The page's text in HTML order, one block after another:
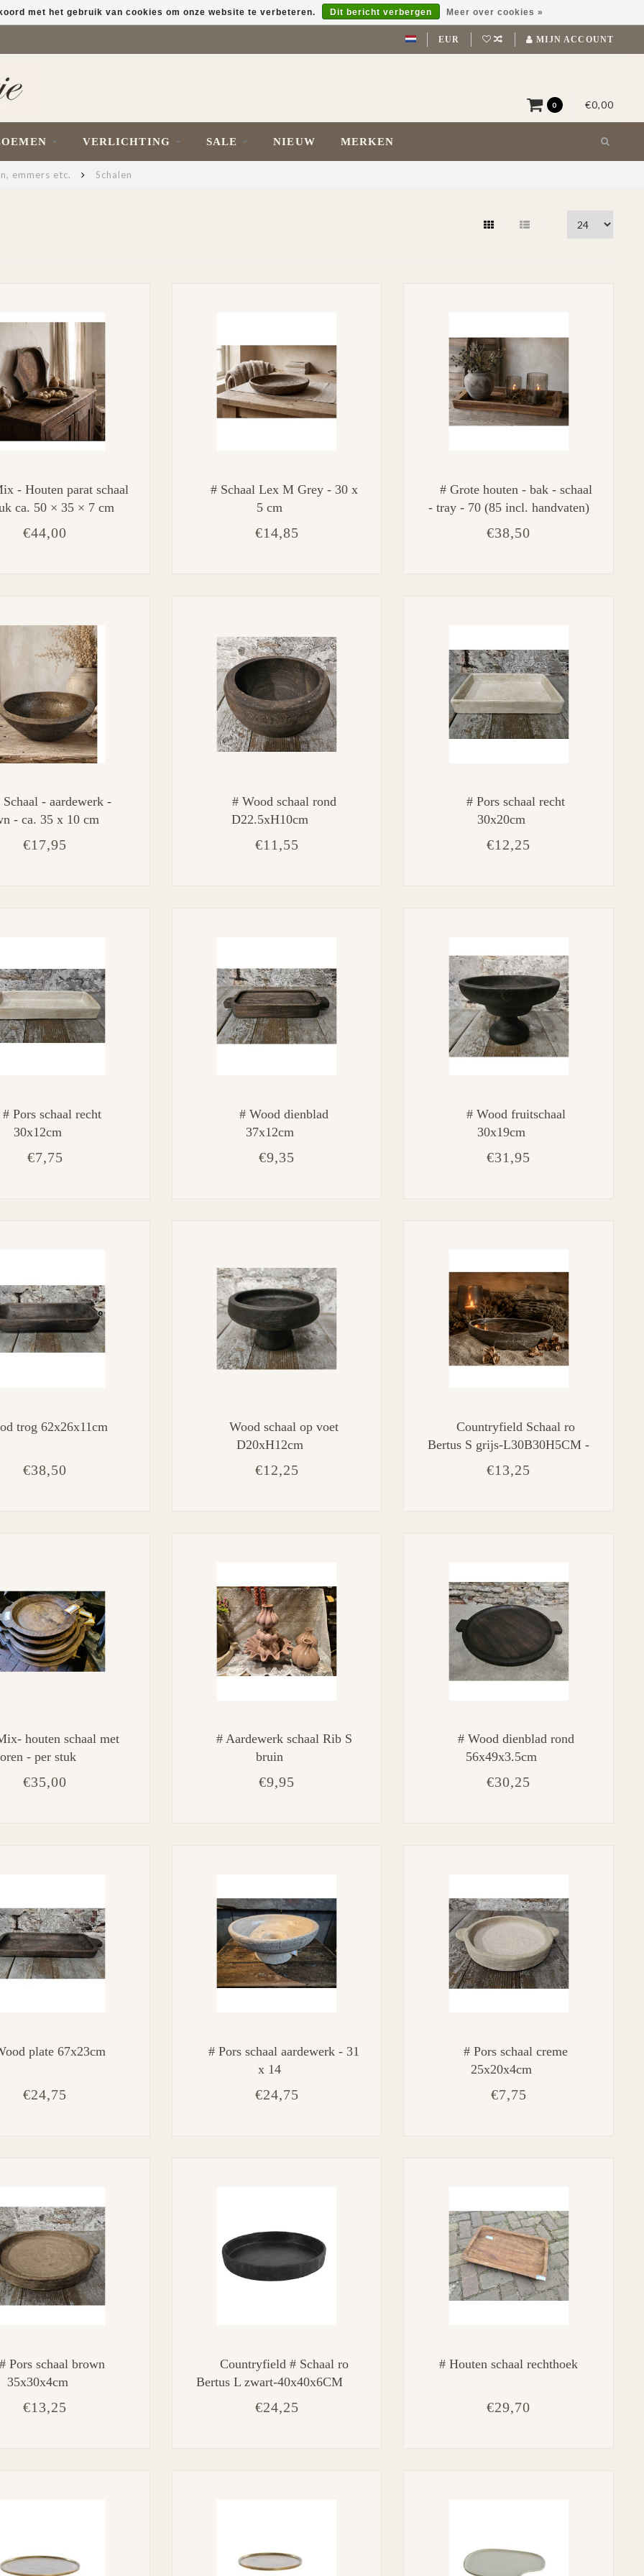
EUR MIJN ACCOUNT
0 €0,00
VERLICHTING SALE NIEUW MERKEN
emmers etc. Schalen
- Houten parat schaal
ca. 50 × 35 × 7 cm
€44,00
# Schaal Lex M Grey - 30 x
5 cm
€14,85
# Grote houten - bak - schaal
- tray - 70 (85 incl. handvaten)
x 40 x 8 cm
€38,50
Schaal - aardewerk -
- ca. 35 x 10 cm
€17,95
# Wood schaal rond
D22.5xH10cm
€11,55
# Pors schaal recht
30x20cm
€12,25
# Pors schaal recht
30x12cm
€7,75
# Wood dienblad
37x12cm
€9,35
# Wood fruitschaal
30x19cm
€31,95
trog 62x26x11cm
€38,50
Wood schaal op voet
D20xH12cm
€12,25
Countryfield Schaal ro
Bertus S grijs-L30B30H5CM -
aardewerk
€13,25
houten schaal met
oren - per stuk
€35,00
# Aardewerk schaal Rib S
bruin
€9,95
# Wood dienblad rond
56x49x3.5cm
€30,25
plate 67x23cm
€24,75
# Pors schaal aardewerk - 31
x 14
€24,75
# Pors schaal creme
25x20x4cm
€7,75
# Pors schaal brown
35x30x4cm
€13,25
Countryfield # Schaal ro
Bertus L zwart-40x40x6CM
€24,25
# Houten schaal rechthoek
€29,70
met het gebruik van cookies om onze website te verbeteren. Dit bericht verbergen Meer over cookies »